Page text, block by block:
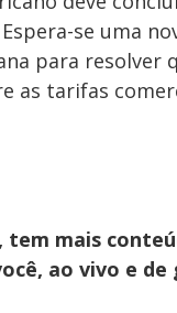
se uma
para resolver
as tarifas
tem mais
ao vivo e